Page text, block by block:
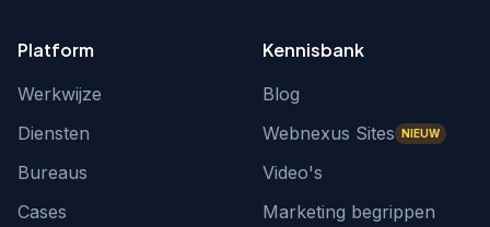
Platform
Werkwijze
Diensten
Bureaus
Cases
Kennisbank
Blog
Webnexus Sites NIEUW
Video's
Marketing begrippen